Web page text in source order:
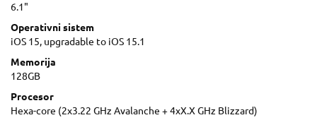
6.1"
Operativni sistem
iOS 15, upgradable to iOS 15.1
Memorija
128GB
Procesor
Hexa-core (2x3.22 GHz Avalanche + 4xX.X GHz Blizzard)